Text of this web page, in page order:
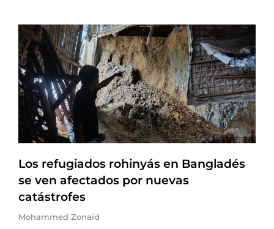
Los refugiados rohinyás en Bangladés
se ven afectados por nuevas
catástrofes
Mohammed Zonaid